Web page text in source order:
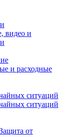
видео и
и расходные
ситуаций
ситуаций
от